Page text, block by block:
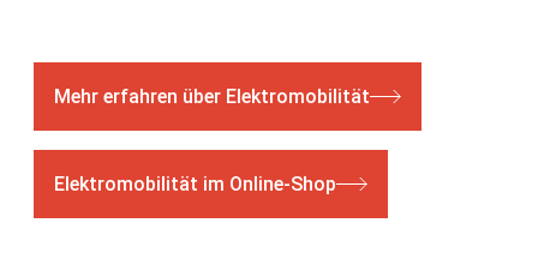
Mehr erfahren über Elektromobilität
Elektromobilität im Online-Shop